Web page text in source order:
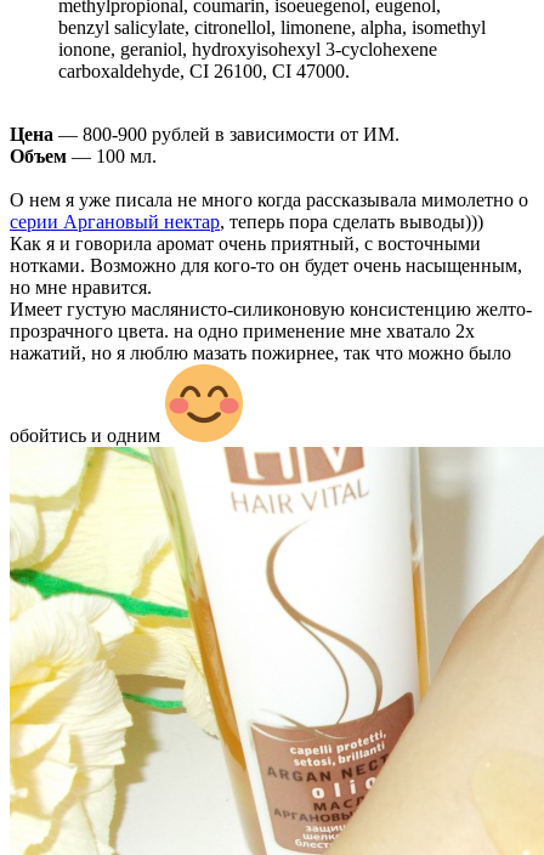
methylpropional, coumarin, isoeuegenol, eugenol,
benzyl salicylate, citronellol, limonene, alpha, isomethyl
ionone, geraniol, hydroxyisohexyl 3-cyclohexene
carboxaldehyde, CI 26100, CI 47000.
Цена — 800-900 рублей в зависимости от ИМ.
Объем — 100 мл.
О нем я уже писала не много когда рассказывала мимолетно о
серии Аргановый нектар, теперь пора сделать выводы)))
Как я и говорила аромат очень приятный, с восточными
нотками. Возможно для кого-то он будет очень насыщенным,
но мне нравится.
Имеет густую маслянисто-силиконовую консистенцию желто-
прозрачного цвета. на одно применение мне хватало 2х
нажатий, но я люблю мазать пожирнее, так что можно было
обойтись и одним